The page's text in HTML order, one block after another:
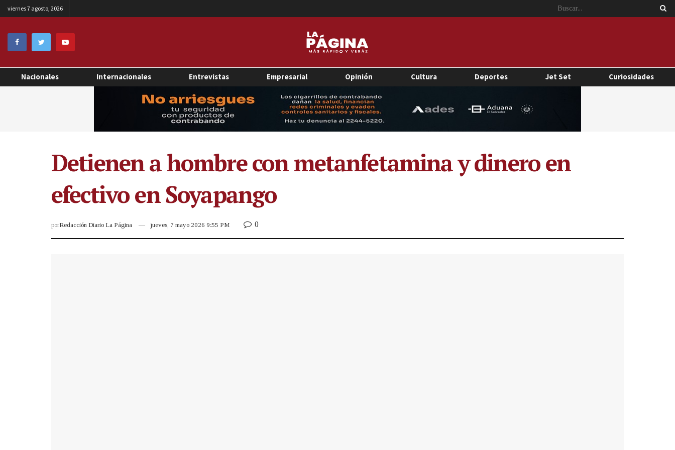
viernes 7 agosto, 2026
Nacionales Internacionales Entrevistas Empresarial Opinión Cultura Deportes Jet Set Curiosidades
Detienen a hombre con metanfetamina y dinero en
efectivo en Soyapango
porRedacción Diario La Página jueves, 7 mayo 2026 9:55 PM 0